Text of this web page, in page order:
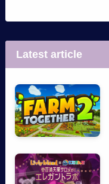
Latest article